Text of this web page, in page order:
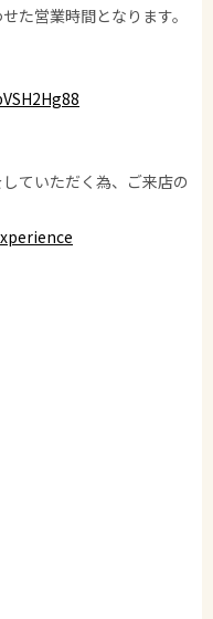
た営業時間となります。
ていただく為、ご来店の